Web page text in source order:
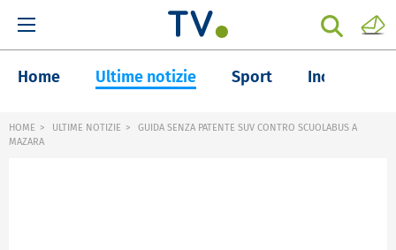
Home Ultime notizie Sport Inchieste
HOME ULTIME NOTIZIE
GUIDA SENZA PATENTE SUV CONTRO SCUOLABUS A
MAZARA